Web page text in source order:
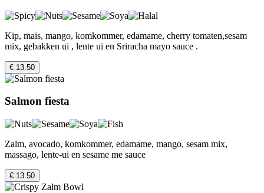
Kip, mais, mango, komkommer, edamame, cherry tomaten,sesam
mix, gebakken ui , lente ui en Sriracha mayo sauce .
€ 13.50
Salmon fiesta
Zalm, avocado, komkommer, edamame, mango, sesam mix,
massago, lente-ui en sesame me sauce
€ 13.50